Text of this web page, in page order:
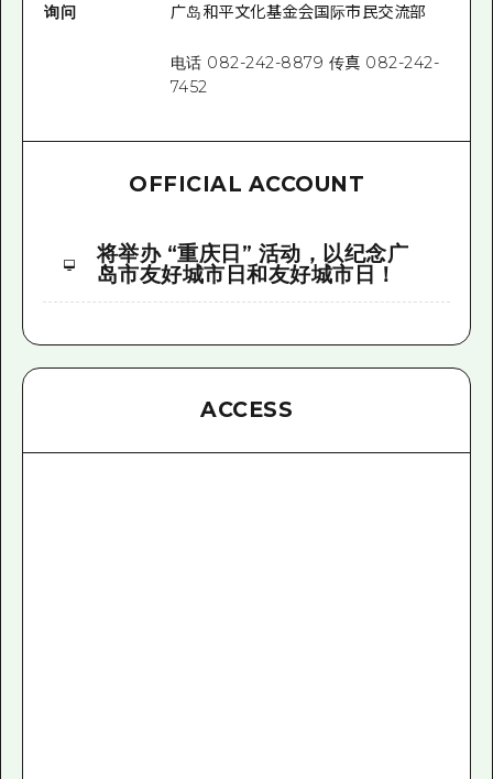
询问 广岛和平文化基金会国际市民交流部
电话 082-242-8879 传真 082-242-
7452
OFFICIAL ACCOUNT
将举办 “重庆日” 活动，以纪念广
岛市友好城市日和友好城市日！
ACCESS